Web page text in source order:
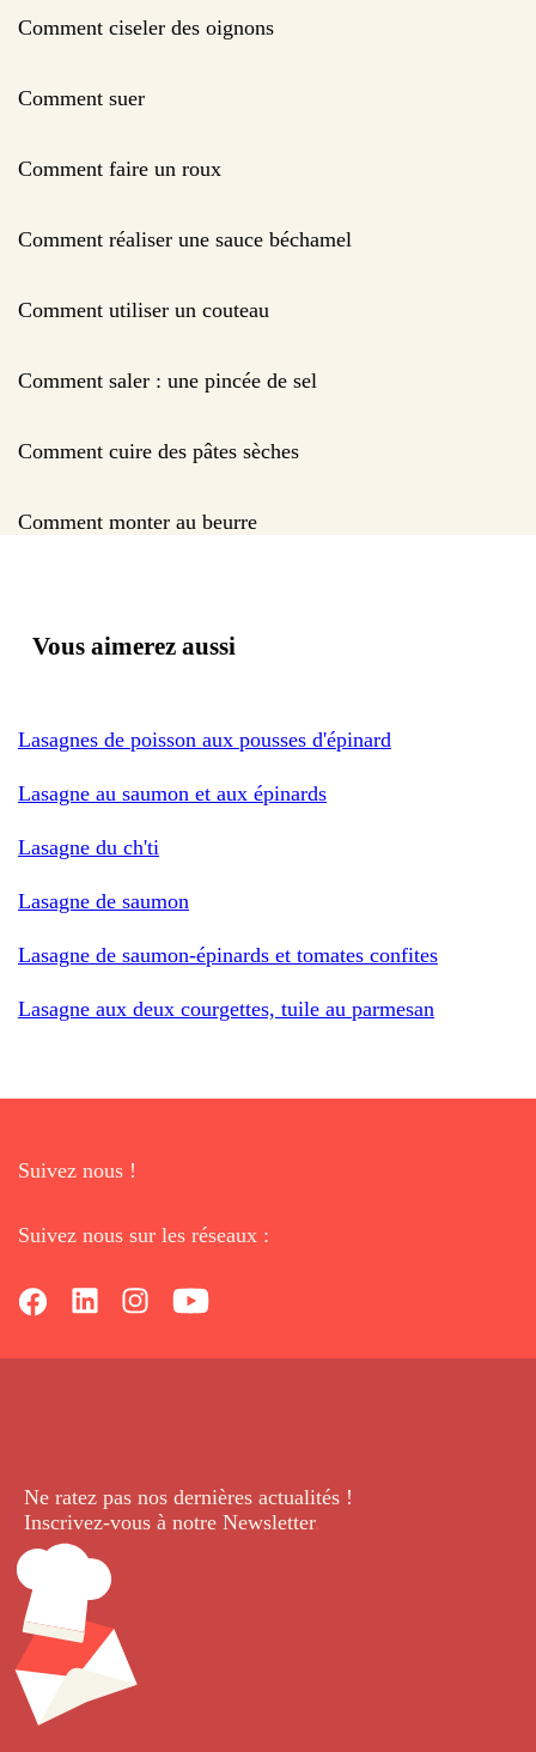
Comment ciseler des oignons
Comment suer
Comment faire un roux
Comment réaliser une sauce béchamel
Comment utiliser un couteau
Comment saler : une pincée de sel
Comment cuire des pâtes sèches
Comment monter au beurre
Vous aimerez aussi
Lasagnes de poisson aux pousses d'épinard
Lasagne au saumon et aux épinards
Lasagne du ch'ti
Lasagne de saumon
Lasagne de saumon-épinards et tomates confites
Lasagne aux deux courgettes, tuile au parmesan
Suivez nous !
Suivez nous sur les réseaux :
Ne ratez pas nos dernières actualités !
Inscrivez-vous à notre Newsletter.